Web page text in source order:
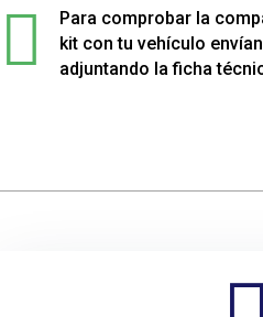
rebajados
Volkswagen

Para comprobar la
kit con tu vehículo
adjuntando la ficha